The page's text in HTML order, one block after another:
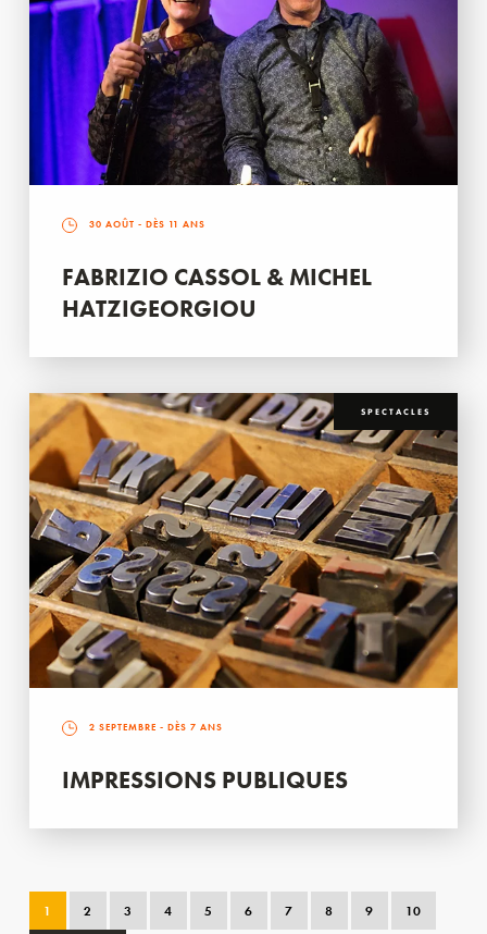
30 AOÛT - DÈS 11 ANS
FABRIZIO CASSOL & MICHEL
HATZIGEORGIOU
SPECTACLES
2 SEPTEMBRE - DÈS 7 ANS
IMPRESSIONS PUBLIQUES
1 2 3 4 5 6 7 8 9 10